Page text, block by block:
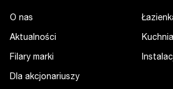
O nas
Aktualności
Filary marki
Dla akcjonariuszy
Kuchnia